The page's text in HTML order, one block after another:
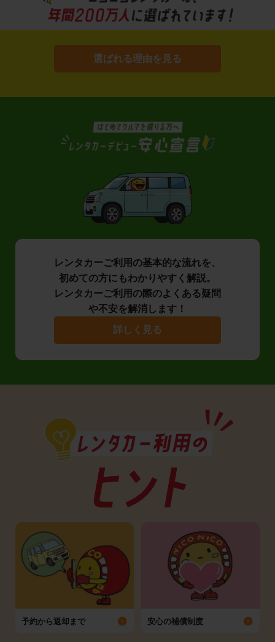
選ばれる理由を見る
レンタカーご利用の基本的な流れを、
初めての方にもわかりやすく解説。
レンタカーご利用の際のよくある疑問
や不安を解消します！
詳しく見る
予約から返却まで 安心の補償制度